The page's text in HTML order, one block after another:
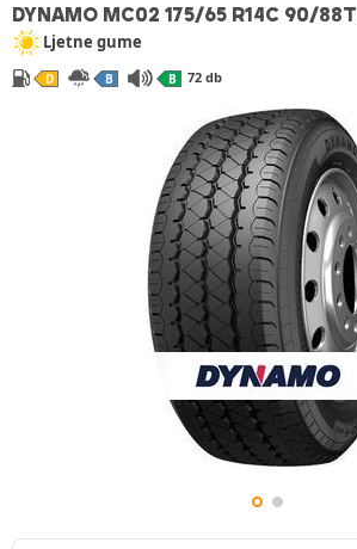
DYNAMO MC02 175/65 R14C 90/88T
Ljetne gume
D B B 72 db